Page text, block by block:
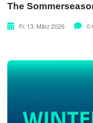
The
Fr. 13. März 2026 0